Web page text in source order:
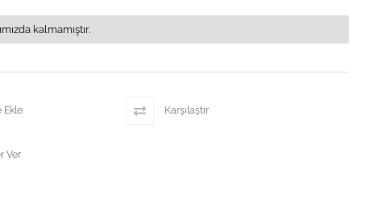
kalmamıştır.
Ekle Karşılaştır
Ver